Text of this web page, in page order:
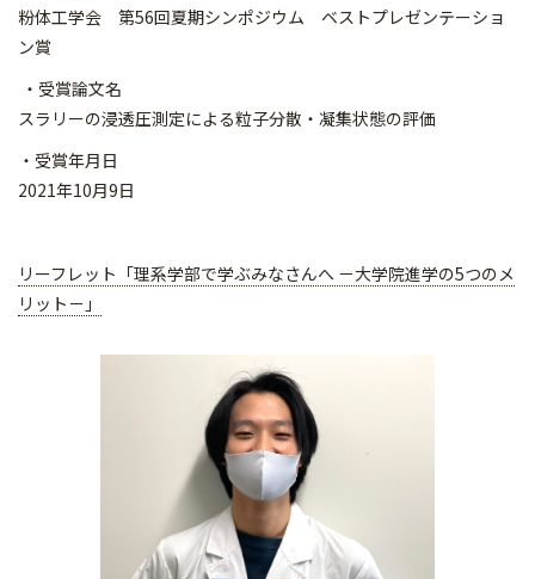
粉体工学会 第56回夏期シンポジウム ベストプレゼンテーショ
ン賞
・受賞論文名
スラリーの浸透圧測定による粒子分散・凝集状態の評価
・受賞年月日
2021年10月9日
リーフレット「理系学部で学ぶみなさんへ －大学院進学の5つのメ
リット－」